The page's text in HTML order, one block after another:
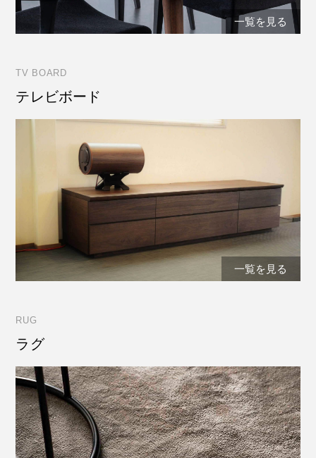
一覧を見る
TV BOARD
テレビボード
一覧を見る
RUG
ラグ